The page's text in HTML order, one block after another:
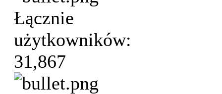
Łącznie
użytkowników:
31,867